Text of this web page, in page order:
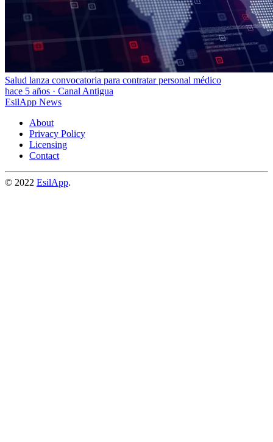
Salud lanza convocatoria para contratar personal médico
hace 5 años · Canal Antigua
EsilApp News
About
Privacy Policy
Licensing
Contact
© 2022 EsilApp.